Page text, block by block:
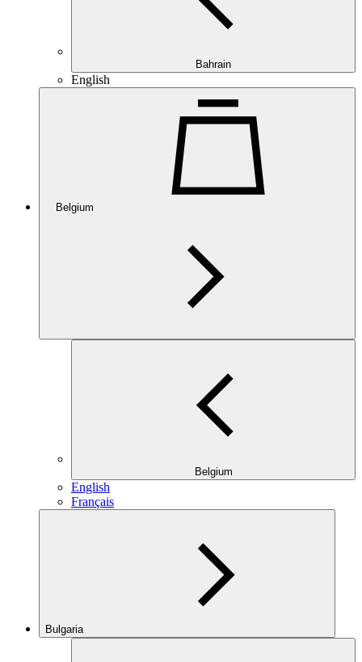
Bahrain
English
Belgium
Belgium
English
Français
Bulgaria